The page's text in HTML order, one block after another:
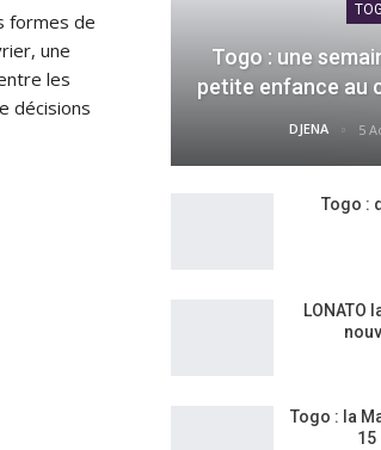
formes de
une
les
décisions
Togo : une
petite enfance au
DJENA 5
Togo :
LONATO
Togo : la
15